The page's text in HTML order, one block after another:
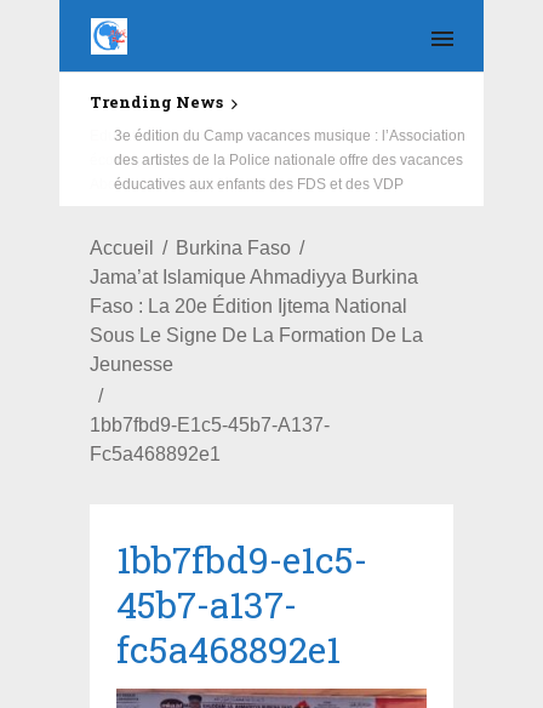
Trending News
Education : la fédération de la Russie rénove les
écoles primaire et collège du Camp Général
Aboubacar Sangoulé Lamizana
Accueil
Burkina Faso
Jama’at Islamique Ahmadiyya Burkina
Faso : La 20e Édition Ijtema National
Sous Le Signe De La Formation De La
Jeunesse
1bb7fbd9-E1c5-45b7-A137-
Fc5a468892e1
1bb7fbd9-e1c5-
45b7-a137-
fc5a468892e1